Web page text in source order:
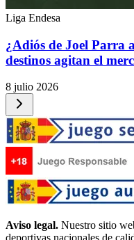
Liga Endesa
¿Adiós de Joel Parra
destinos agitan el
8 julio 2026
Aviso legal. Nuestro sitio